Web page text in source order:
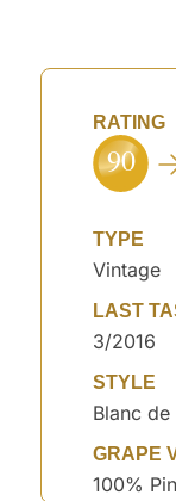
RATING
90
TYPE
Vintage
LAST
3/2016
STYLE
Blanc
GRAPE
100%